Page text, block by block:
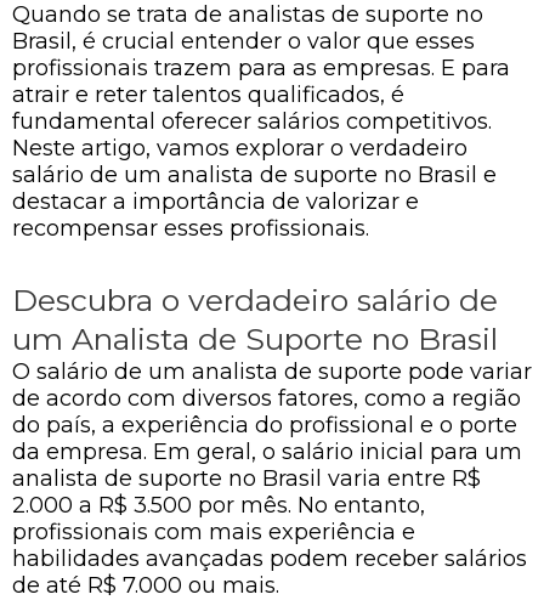
Quando se trata de analistas de suporte no
Brasil, é crucial entender o valor que esses
profissionais trazem para as empresas. E para
atrair e reter talentos qualificados, é
fundamental oferecer salários competitivos.
Neste artigo, vamos explorar o verdadeiro
salário de um analista de suporte no Brasil e
destacar a importância de valorizar e
recompensar esses profissionais.
Descubra o verdadeiro salário de
um Analista de Suporte no Brasil
O salário de um analista de suporte pode variar
de acordo com diversos fatores, como a região
do país, a experiência do profissional e o porte
da empresa. Em geral, o salário inicial para um
analista de suporte no Brasil varia entre R$
2.000 a R$ 3.500 por mês. No entanto,
profissionais com mais experiência e
habilidades avançadas podem receber salários
de até R$ 7.000 ou mais.